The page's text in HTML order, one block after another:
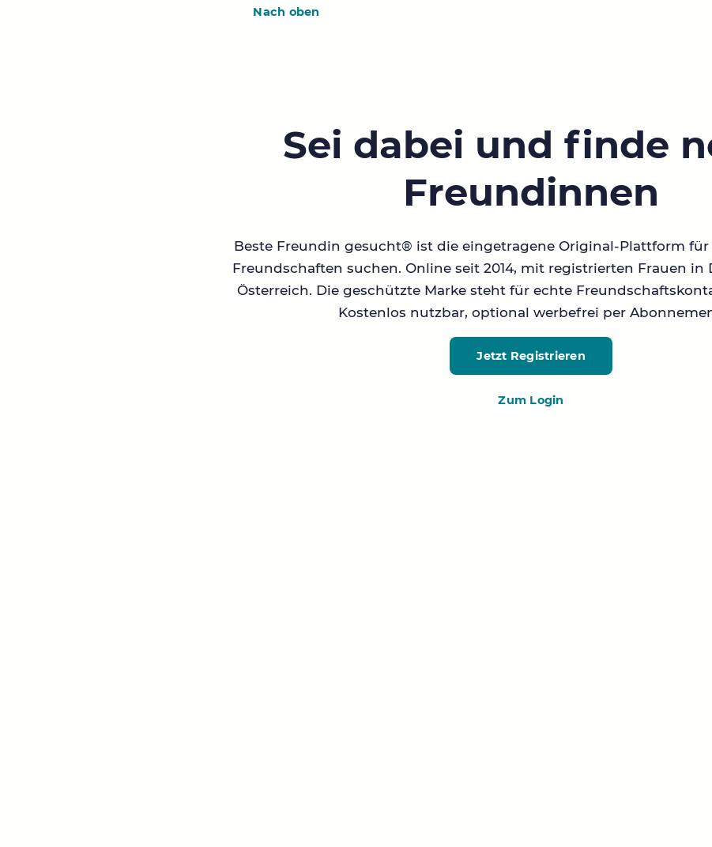
Nach oben
Sei dabei und finde
Freundinnen
Beste Freundin gesucht® ist die eingetragene Original-Plattform für
Freundschaften suchen. Online seit 2014, mit registrierten Frauen in
Österreich. Die geschützte Marke steht für echte
Kostenlos nutzbar, optional werbefrei per
Jetzt Registrieren
Zum Login